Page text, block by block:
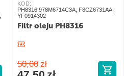
KOD:
PH8316 978M6714C3A, F8CZ6731AA,
YF0914302
Filtr oleju PH8316
50,00 zł